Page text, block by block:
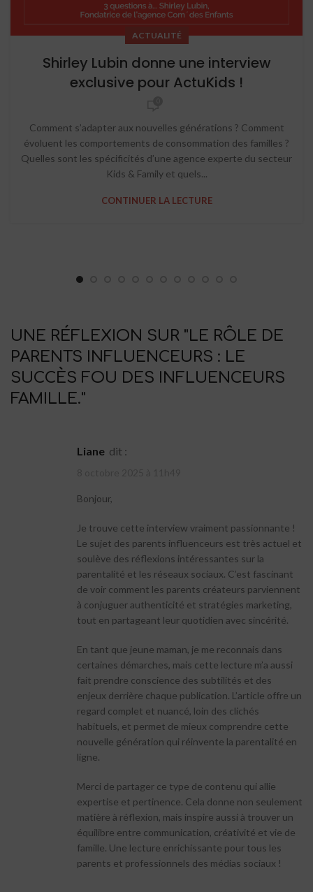
ACTUALITÉ
Shirley Lubin donne une interview
exclusive pour ActuKids !
Comment s’adapter aux nouvelles générations ? Comment
évoluent les comportements de consommation des familles ?
Quelles sont les spécificités d’une agence experte du secteur
Kids & Family et quels...
CONTINUER LA LECTURE
UNE RÉFLEXION SUR " LE RÔLE DE
PARENTS INFLUENCEURS : LE
SUCCÈS FOU DES INFLUENCEURS
FAMILLE."
Liane dit :
Bonjour,
Je trouve cette interview vraiment passionnante !
Le sujet des parents influenceurs est très actuel et
soulève des réflexions intéressantes sur la
parentalité et les réseaux sociaux. C’est fascinant
de voir comment les parents créateurs parviennent
à conjuguer authenticité et stratégies marketing,
tout en partageant leur quotidien avec sincérité.
En tant que jeune maman, je me reconnais dans
certaines démarches, mais cette lecture m’a aussi
fait prendre conscience des subtilités et des
enjeux derrière chaque publication. L’article offre un
regard complet et nuancé, loin des clichés
habituels, et permet de mieux comprendre cette
nouvelle génération qui réinvente la parentalité en
ligne.
Merci de partager ce type de contenu qui allie
expertise et pertinence. Cela donne non seulement
matière à réflexion, mais inspire aussi à trouver un
équilibre entre communication, créativité et vie de
famille. Une lecture enrichissante pour tous les
parents et professionnels des médias sociaux !